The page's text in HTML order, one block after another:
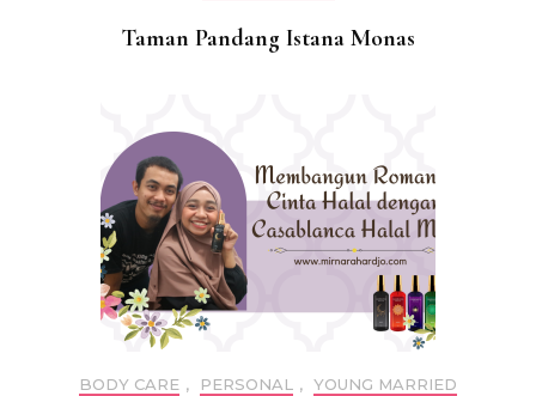
Taman Pandang Istana Monas
BODY CARE , PERSONAL , YOUNG MARRIED